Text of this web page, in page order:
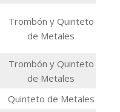
Trombón y Quinteto
de Metales
Trombón y Quinteto
de Metales
Quinteto de Metales